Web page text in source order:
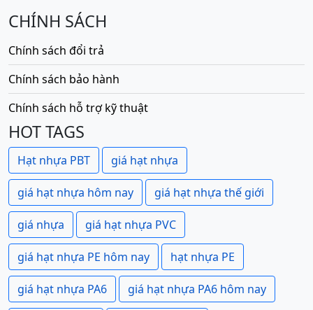
CHÍNH SÁCH
Chính sách đổi trả
Chính sách bảo hành
Chính sách hỗ trợ kỹ thuật
HOT TAGS
Hạt nhựa PBT giá hạt nhựa
giá hạt nhựa hôm nay giá hạt nhựa thế giới
giá nhựa giá hạt nhựa PVC
giá hạt nhựa PE hôm nay hạt nhựa PE
giá hạt nhựa PA6 giá hạt nhựa PA6 hôm nay